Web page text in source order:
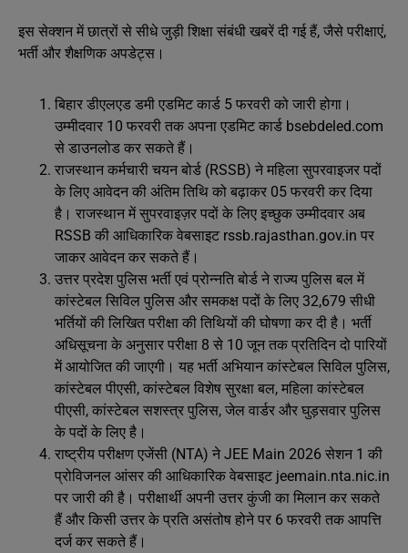
इस सेक्शन में छात्रों से सीधे जुड़ी शिक्षा संबंधी खबरें दी गई हैं, जैसे परीक्षाएं,
भर्ती और शैक्षणिक अपडेट्स।
बिहार डीएलएड डमी एडमिट कार्ड 5 फरवरी को जारी होगा।
उम्मीदवार 10 फरवरी तक अपना एडमिट कार्ड bsebdeled.com
से डाउनलोड कर सकते हैं।
राजस्थान कर्मचारी चयन बोर्ड (RSSB) ने महिला सुपरवाइजर पदों
के लिए आवेदन की अंतिम तिथि को बढ़ाकर 05 फरवरी कर दिया
है। राजस्थान में सुपरवाइज़र पदों के लिए इच्छुक उम्मीदवार अब
RSSB की आधिकारिक वेबसाइट rssb.rajasthan.gov.in पर
जाकर आवेदन कर सकते हैं।
उत्तर प्रदेश पुलिस भर्ती एवं प्रोन्नति बोर्ड ने राज्य पुलिस बल में
कांस्टेबल सिविल पुलिस और समकक्ष पदों के लिए 32,679 सीधी
भर्तियों की लिखित परीक्षा की तिथियों की घोषणा कर दी है। भर्ती
अधिसूचना के अनुसार परीक्षा 8 से 10 जून तक प्रतिदिन दो पारियों
में आयोजित की जाएगी। यह भर्ती अभियान कांस्टेबल सिविल पुलिस,
कांस्टेबल पीएसी, कांस्टेबल विशेष सुरक्षा बल, महिला कांस्टेबल
पीएसी, कांस्टेबल सशस्त्र पुलिस, जेल वार्डर और घुड़सवार पुलिस
के पदों के लिए है।
राष्ट्रीय परीक्षण एजेंसी (NTA) ने JEE Main 2026 सेशन 1 की
प्रोविजनल आंसर की आधिकारिक वेबसाइट jeemain.nta.nic.in
पर जारी की है। परीक्षार्थी अपनी उत्तर कुंजी का मिलान कर सकते
हैं और किसी उत्तर के प्रति असंतोष होने पर 6 फरवरी तक आपत्ति
दर्ज कर सकते हैं।